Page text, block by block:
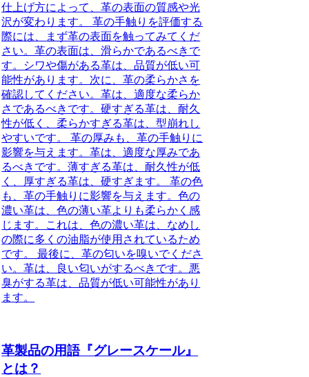
仕上げ方によって、革の表面の質感や光
沢が変わります。 革の手触りを評価する
際には、まず革の表面を触ってみてくだ
さい。革の表面は、滑らかであるべきで
す。シワや傷がある革は、品質が低い可
能性があります。次に、革の柔らかさを
確認してください。革は、適度な柔らか
さであるべきです。硬すぎる革は、耐久
性が低く、柔らかすぎる革は、型崩れし
やすいです。 革の厚みも、革の手触りに
影響を与えます。革は、適度な厚みであ
るべきです。薄すぎる革は、耐久性が低
く、厚すぎる革は、硬すぎます。 革の色
も、革の手触りに影響を与えます。色の
濃い革は、色の薄い革よりも柔らかく感
じます。これは、色の濃い革は、なめし
の際に多くの油脂が使用されているため
です。 最後に、革の匂いを嗅いでくださ
い。革は、良い匂いがするべきです。悪
臭がする革は、品質が低い可能性があり
ます。
革製品の用語『グレースケール』
とは？